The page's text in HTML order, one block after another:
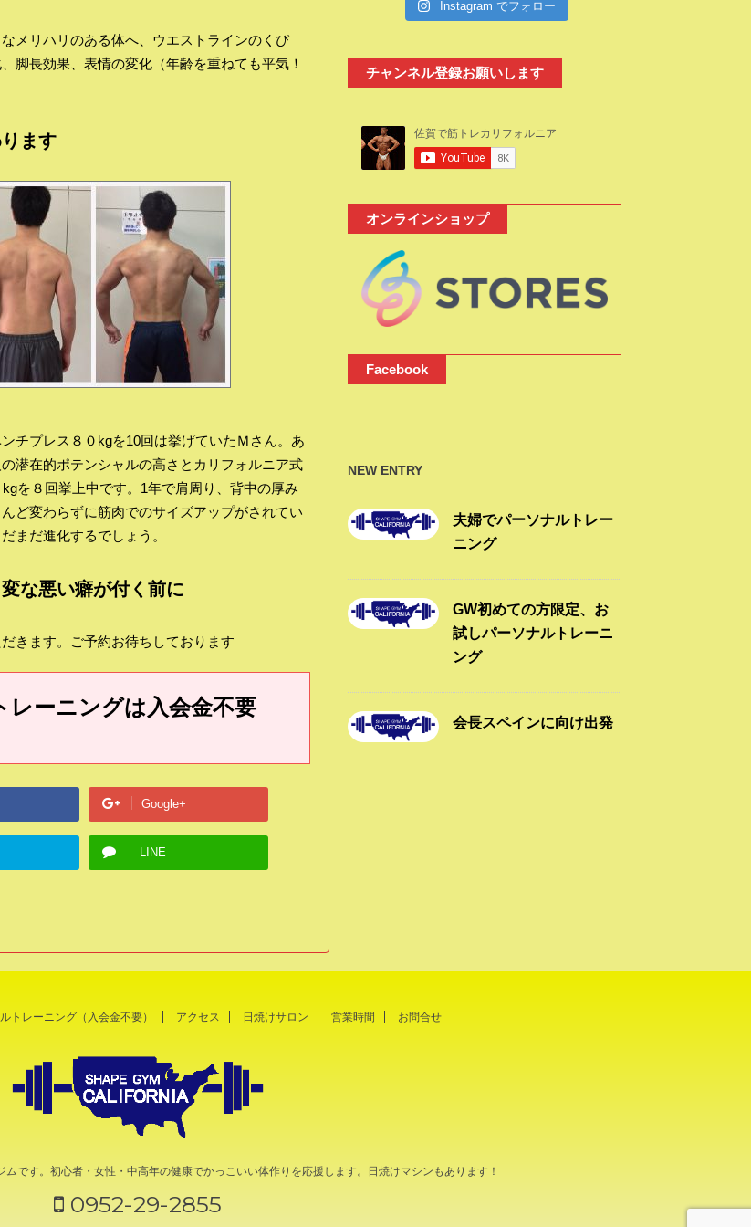
メリハリのある体へ、ウエストラインのくび
脚長効果、表情の変化（年齢を重ねても平気！
ます
チプレス８０kgを10回は挙げていたＭさん。あ
潜在的ポテンシャルの高さとカリフォルニア式
を８回挙上中です。1年で肩周り、背中の厚み
ど変わらずに筋肉でのサイズアップがされてい
まだ進化するでしょう。
な悪い癖が付く前に
きます。ご予約お待ちしております
ーニングは入会金不要
Google+
LINE
Instagram でフォロー
チャンネル登録お願いします
オンラインショップ
Facebook
NEW ENTRY
夫婦でパーソナルトレー
ニング
GW初めての方限定、お
試しパーソナルトレーニ
ング
会長スペインに向け出発
トレーニング（入会金不要） アクセス 日焼けサロン 営業時間 お問合せ
です。初心者・女性・中高年の健康でかっこいい体作りを応援します。日焼けマシンもあります！
0952-29-2855